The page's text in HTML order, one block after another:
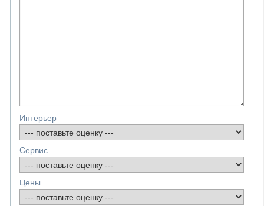
Интерьер
Сервис
Цены